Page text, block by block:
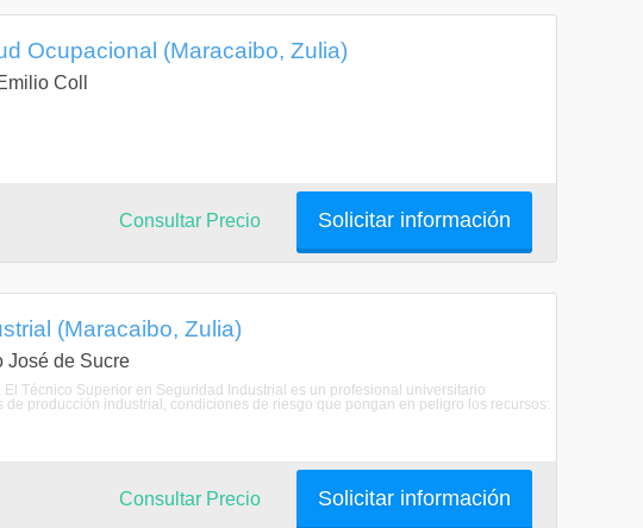
Ocupacional (Maracaibo, Zulia)
Coll
Solicitar información
Consultar Precio
(Maracaibo, Zulia)
José de Sucre
Técnico Superior en Seguridad Industrial es un profesional universitario
producción industrial, condiciones de riesgo que pongan en peligro los recursos:
Solicitar información
Consultar Precio